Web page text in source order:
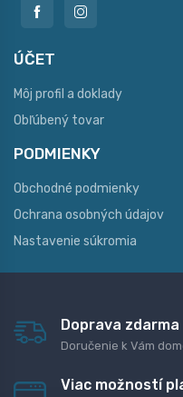
ÚČET
Môj profil a doklady
Obľúbený tovar
PODMIENKY
Obchodné podmienky
Ochrana osobných údajov
Nastavenie súkromia
Doprava zdarma
Doručenie k Vám
Viac možností